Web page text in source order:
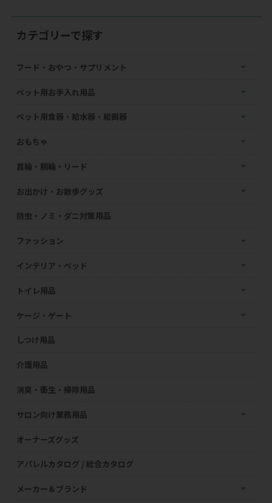
カテゴリーで探す
フード・おやつ・サプリメント
ペット用お手入れ用品
ペット用食器・給水器・給餌器
おもちゃ
首輪・胴輪・リード
お出かけ・お散歩グッズ
防虫・ノミ・ダニ対策用品
ファッション
インテリア・ベッド
トイレ用品
ケージ・ゲート
しつけ用品
介護用品
消臭・衛生・掃除用品
サロン向け業務用品
オーナーズグッズ
アパレルカタログ / 総合カタログ
メーカー＆ブランド